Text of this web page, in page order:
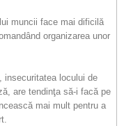
muncii face mai dificilă
organizarea unor
insecuritatea locului de
are tendinţa să-i facă pe
mai mult pentru a